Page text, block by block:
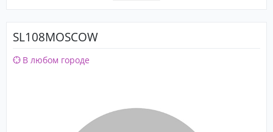
SL108MOSCOW
В любом городе